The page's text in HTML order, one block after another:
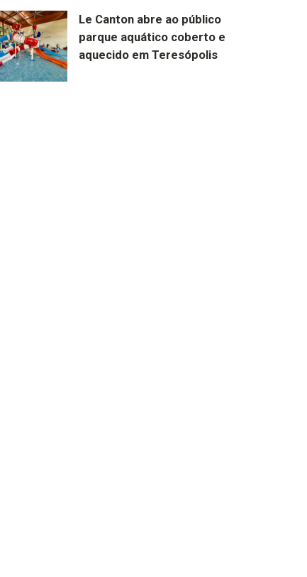
Le Canton abre ao público
parque aquático coberto e
aquecido em Teresópolis